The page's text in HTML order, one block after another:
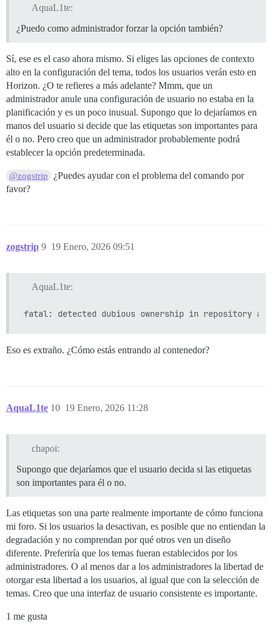
AquaL1te:
¿Puedo como administrador forzar la opción también?
Sí, ese es el caso ahora mismo. Si eliges las opciones de contexto
alto en la configuración del tema, todos los usuarios verán esto en
Horizon. ¿O te refieres a más adelante? Mmm, que un
administrador anule una configuración de usuario no estaba en la
planificación y es un poco inusual. Supongo que lo dejaríamos en
manos del usuario si decide que las etiquetas son importantes para
él o no. Pero creo que un administrador probablemente podrá
establecer la opción predeterminada.
@zogstrip
¿Puedes ayudar con el problema del comando por
favor?
zogstrip 19 Enero, 2026 09:51
9
AquaL1te:
Eso es extraño. ¿Cómo estás entrando al contenedor?
AquaL1te 19 Enero, 2026 11:28
10
chapoi:
Supongo que dejaríamos que el usuario decida si las etiquetas
son importantes para él o no.
Las etiquetas son una parte realmente importante de cómo funciona
mi foro. Si los usuarios la desactivan, es posible que no entiendan la
degradación y no comprendan por qué otros ven un diseño
diferente. Preferiría que los temas fueran establecidos por los
administradores. O al menos dar a los administradores la libertad de
otorgar esta libertad a los usuarios, al igual que con la selección de
temas. Creo que una interfaz de usuario consistente es importante.
1 me gusta